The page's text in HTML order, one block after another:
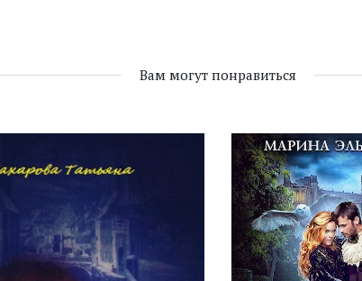
Вам могут понравиться